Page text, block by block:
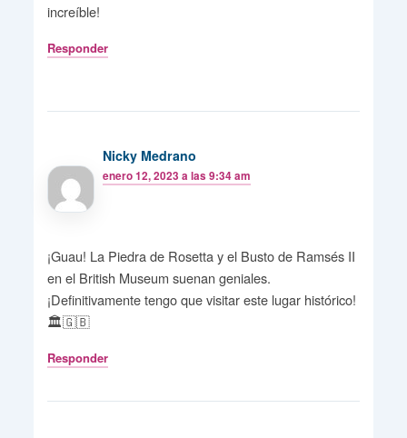
increíble!
Responder
Nicky Medrano
enero 12, 2023 a las 9:34 am
¡Guau! La Piedra de Rosetta y el Busto de Ramsés II
en el British Museum suenan geniales.
¡Definitivamente tengo que visitar este lugar histórico!
🏛️🇬🇧
Responder